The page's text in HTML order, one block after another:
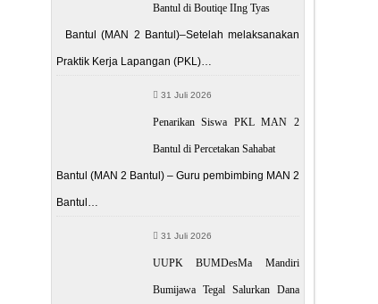
Bantul di Boutiqe IIng Tyas
Bantul (MAN 2 Bantul)–Setelah melaksanakan
Praktik Kerja Lapangan (PKL)…
31 Juli 2026
Penarikan Siswa PKL MAN 2
Bantul di Percetakan Sahabat
Bantul (MAN 2 Bantul) – Guru pembimbing MAN 2
Bantul…
31 Juli 2026
UUPK BUMDesMa Mandiri
Bumijawa Tegal Salurkan Dana